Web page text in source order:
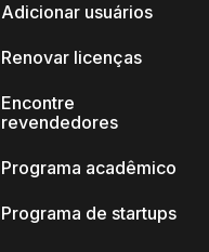
Adicionar usuários
Renovar licenças
Encontre
revendedores
Programa acadêmico
Programa de startups